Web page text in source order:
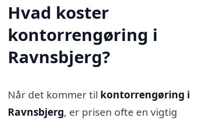
Hvad koster
kontorrengøring i
Ravnsbjerg?
Når det kommer til kontorrengøring i
Ravnsbjerg, er prisen ofte en vigtig